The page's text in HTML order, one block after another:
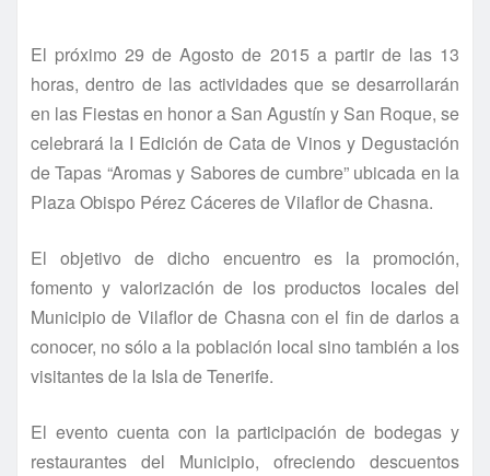
El próximo 29 de Agosto de 2015 a partir de las 13
horas, dentro de las actividades que se desarrollarán
en las Fiestas en honor a San Agustín y San Roque, se
celebrará la I Edición de Cata de Vinos y Degustación
de Tapas “Aromas y Sabores de cumbre” ubicada en la
Plaza Obispo Pérez Cáceres de Vilaflor de Chasna.
El objetivo de dicho encuentro es la promoción,
fomento y valorización de los productos locales del
Municipio de Vilaflor de Chasna con el fin de darlos a
conocer, no sólo a la población local sino también a los
visitantes de la Isla de Tenerife.
El evento cuenta con la participación de bodegas y
restaurantes del Municipio, ofreciendo descuentos